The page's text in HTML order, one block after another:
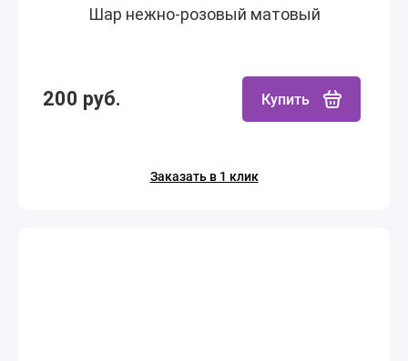
Шар нежно-розовый матовый
200 руб. Купить
Заказать в 1 клик